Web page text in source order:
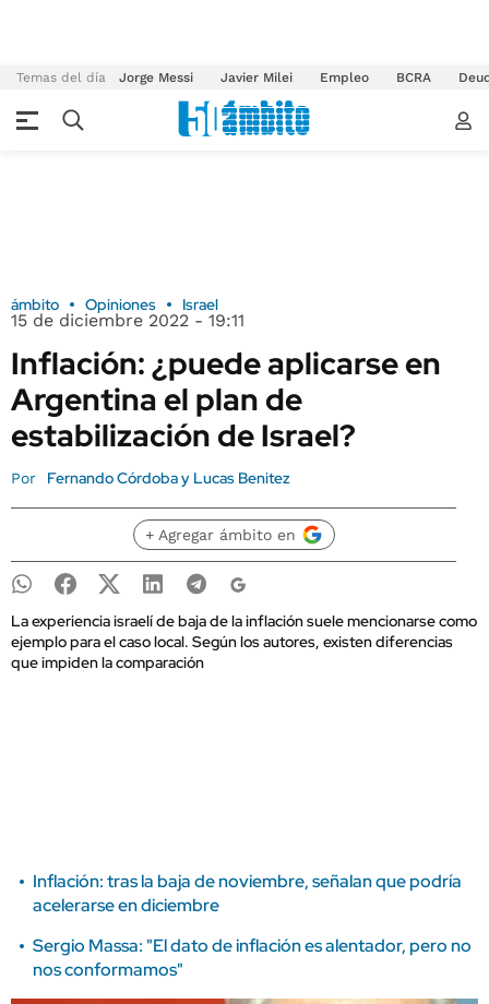
Temas del día Jorge Messi Javier Milei Empleo BCRA
ámbito Opiniones Israel
15 de diciembre 2022 - 19:11
Inflación: ¿puede aplicarse en
Argentina el plan de
estabilización de Israel?
Por Fernando Córdoba y Lucas Benitez
+ Agregar ámbito en
La experiencia israelí de baja de la inflación suele mencionarse como
ejemplo para el caso local. Según los autores, existen diferencias
que impiden la comparación
Inflación: tras la baja de noviembre, señalan que podría
acelerarse en diciembre
Sergio Massa: "El dato de inflación es alentador, pero no
nos conformamos"